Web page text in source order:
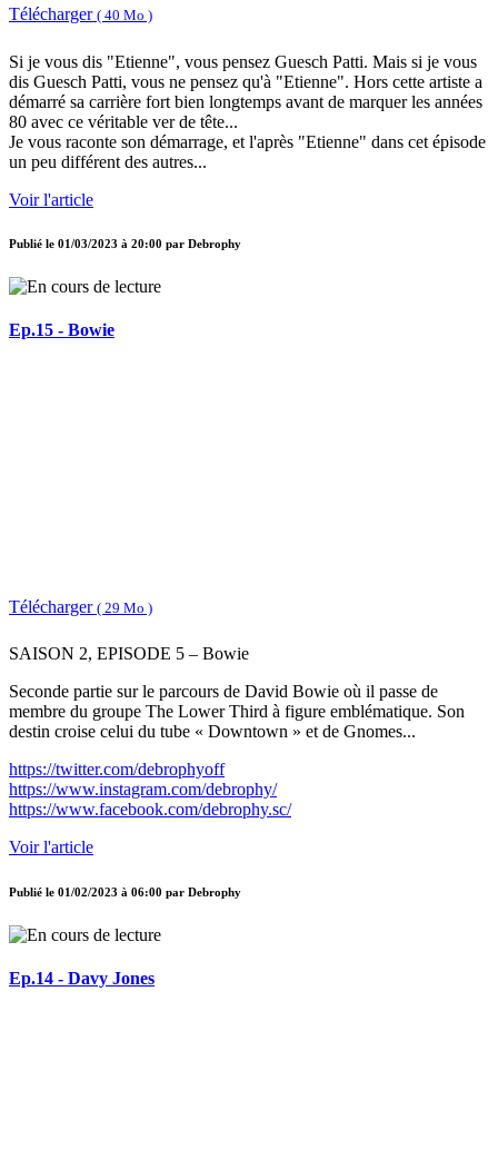
Télécharger ( 40 Mo )
Si je vous dis "Etienne", vous pensez Guesch Patti. Mais si je vous
dis Guesch Patti, vous ne pensez qu'à "Etienne". Hors cette artiste a
démarré sa carrière fort bien longtemps avant de marquer les années
80 avec ce véritable ver de tête...
Je vous raconte son démarrage, et l'après "Etienne" dans cet épisode
un peu différent des autres...
Voir l'article
Publié le 01/03/2023 à 20:00 par Debrophy
Ep.15 - Bowie
Télécharger ( 29 Mo )
SAISON 2, EPISODE 5 – Bowie
Seconde partie sur le parcours de David Bowie où il passe de
membre du groupe The Lower Third à figure emblématique. Son
destin croise celui du tube « Downtown » et de Gnomes...
https://twitter.com/debrophyoff
https://www.instagram.com/debrophy/
https://www.facebook.com/debrophy.sc/
Voir l'article
Publié le 01/02/2023 à 06:00 par Debrophy
Ep.14 - Davy Jones